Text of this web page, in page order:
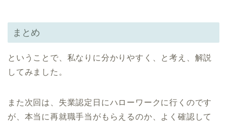
まとめ
ということで、私なりに分かりやすく、と考え、解説
してみました。
また次回は、失業認定日にハローワークに行くのです
が、本当に再就職手当がもらえるのか、よく確認して